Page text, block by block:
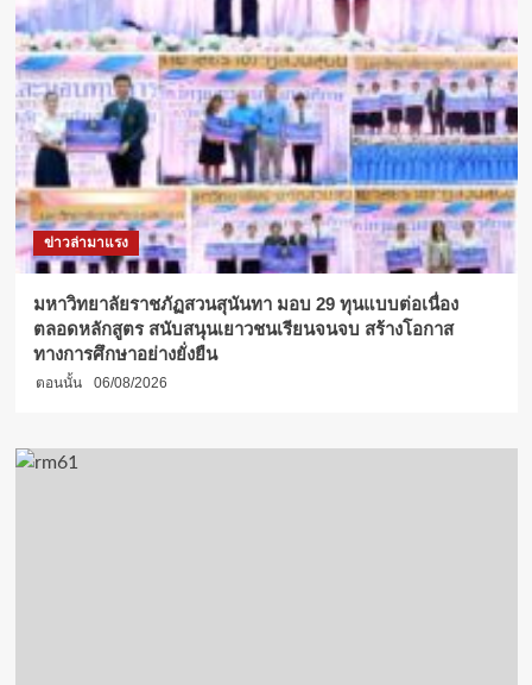
อำนวย
การ
โรงเรียน
กีฬา
จังหวัด
สุพรรณบุรี
โชว์
ผล
งาน
พร้อม
แสดง
ความ
ยินดี
ต่อ
ผล
งาน
ระดับ
นานาชาติ
ข่าวล่ามาแรง
มหาวิทยาลัยราชภัฏสวนสุนันทา มอบ 29 ทุนแบบต่อเนื่อง
ตลอดหลักสูตร สนับสนุนเยาวชนเรียนจนจบ สร้างโอกาส
ทางการศึกษาอย่างยั่งยืน
ตอนนั้น 06/08/2026